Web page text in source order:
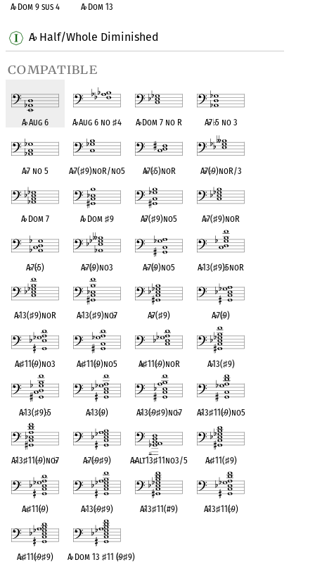
A♭Dom 9 sus 4 A♭Dom 13
A♭Half/Whole Diminished
compatible
A♭Aug 6 A♭Aug 6 no♯4 A♭Dom 7 no R A♭7♭5 no 3
A♭7 no 5 A♭7(♯9)noR/no5 A♭7(♭5)noR A♭7(♭9)noR/3
A♭Dom 7 A♭Dom ♯9 A♭7(♯9)no5 A♭7(♯9)noR
A♭7(♭5) A♭7(♭9)no3 A♭7(♭9)no5 A♭13(♯9)♭5noR
A♭13(♯9)noR A♭13(♯9)no♭7 A♭7(♯9) A♭7(♭9)
A♭♯11(♭9)no3 A♭♯11(♭9)no5 A♭♯11(♭9)noR A♭13(♯9)
A♭13(♯9)♭5 A♭13(♭9) A♭13(♭9♯9)no♭7 A♭13♯11(♭9)no5
A♭13♯11(♭9)no♭7 A♭7(♭9♯9) A♭Alt13♯11no3/5 A♭♯11(♯9)
A♭♯11(♭9) A♭13(♭9♯9) A♭13♯11(#9) A♭13♯11(♭9)
A♭♯11(♭9♯9) A♭Dom 13 ♯11 (♭9♯9)